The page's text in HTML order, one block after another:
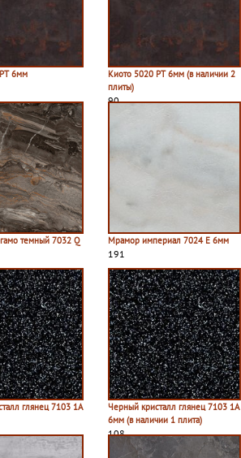
6мм
Киото 5020 PT 6мм (в наличии 2
плиты)
90
темный 7032 Q
Мрамор империал 7024 E 6мм
191
глянец 7103 1A
Черный кристалл глянец 7103 1A
6мм (в наличии 1 плита)
108